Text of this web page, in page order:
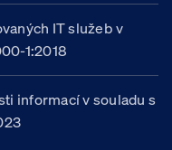
IT služeb v
1:2018
informací v souladu s